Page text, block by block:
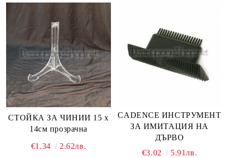
СТОЙКА ЗА ЧИНИИ 15 х
14см прозрачна
€1.34 2.62лв.
CADENCE ИНСТРУМЕНТ
ЗА ИМИТАЦИЯ НА
ДЪРВО
€3.02
5.91лв.